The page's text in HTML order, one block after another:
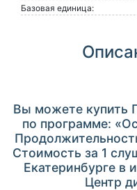
Базовая единица:
Вы можете купить
по программе:
Стоимость за 1
Екатеринбурге в
Центр